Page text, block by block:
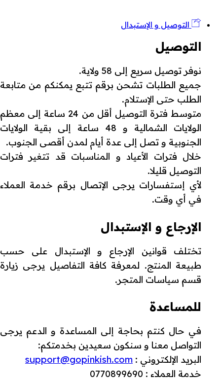
التوصيل و الإستبدال
التوصيل
نوفر توصيل سريع إلى 58 ولاية.
جميع الطلبات تشحن برقم تتبع يمكنكم من متابعة
الطلب حتى الإستلام.
متوسط فترة التوصيل أقل من 24 ساعة إلى معظم
الولايات الشمالية و 48 ساعة إلى بقية الولايات
الجنوبية و تصل إلى عدة أيام لمدن أقصى الجنوب.
خلال فترات الأعياد و المناسبات قد تتغير فترات
التوصيل قليلا.
لأي إستفسارات يرجى الإتصال برقم خدمة العملاء
في أي وقت.
الإرجاع و الإستبدال
تختلف قوانين الإرجاع و الإستبدال على حسب
طبيعة المنتج. لمعرفة كافة التفاصيل يرجى زيارة
قسم سياسات المتجر.
للمساعدة
في حال كنتم بحاجة إلى المساعدة و الدعم يرجى
التواصل معنا و سنكون سعيدين بخدمتكم:
البريد الإلكتروني : support@gopinkish.com
خدمة العملاء : 0770899690